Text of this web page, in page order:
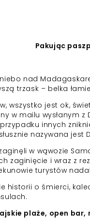
Pakując
nad
trzask – belka
wszystko jest ok,
w mailu wysłanym z
innych
nazywana jest
w wąwozie
zaginięcie i wraz z
turystów
historii o śmierci,
plaże, open bar,